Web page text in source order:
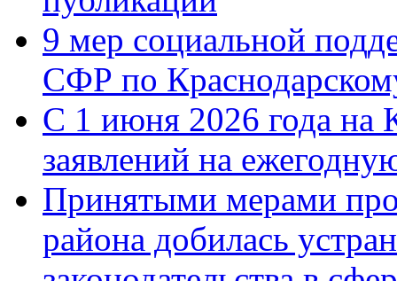
9 мер социальной
СФР по
С 1 июня 2026 года на
заявлений на
Принятыми мерами
района добилась